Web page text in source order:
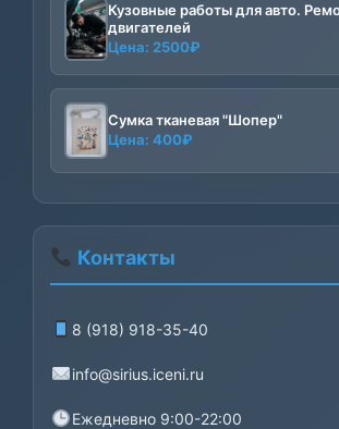
Кузовные работы для авто.
двигателей
Цена: 2500₽
Сумка тканевая "Шопер"
Цена: 400₽
Контакты
8 (918) 918-35-40
info@sirius.iceni.ru
Ежедневно 9:00-22:00